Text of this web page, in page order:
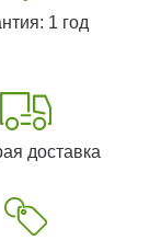
1 год
доставка